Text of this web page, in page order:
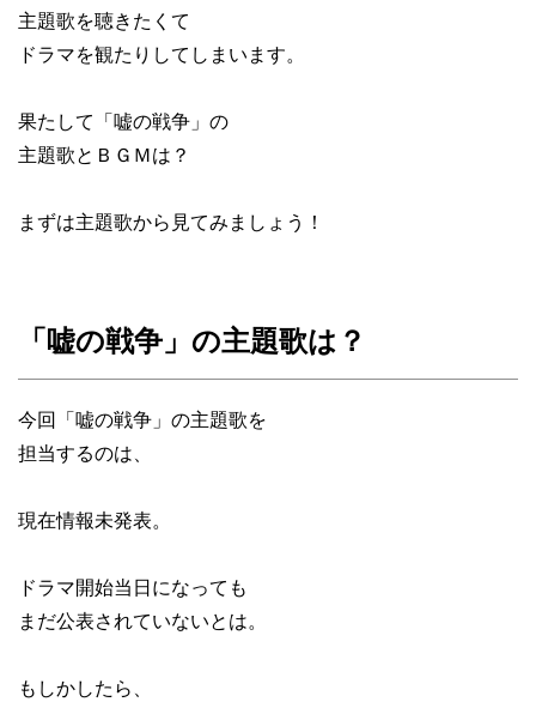
主題歌を聴きたくて
ドラマを観たりしてしまいます。
果たして「嘘の戦争」の
主題歌とＢＧＭは？
まずは主題歌から見てみましょう！
「嘘の戦争」の主題歌は？
今回「嘘の戦争」の主題歌を
担当するのは、
現在情報未発表。
ドラマ開始当日になっても
まだ公表されていないとは。
もしかしたら、